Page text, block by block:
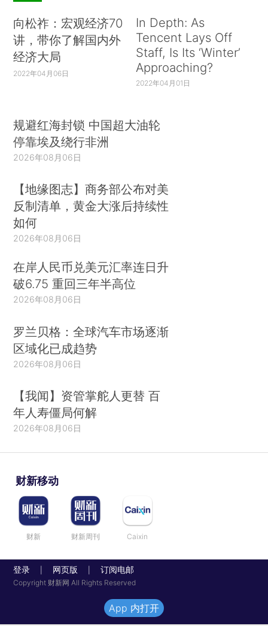
向松祚：宏观经济70
讲，带你了解国内外
经济大局
2022年04月06日
In Depth: As
Tencent Lays Off
Staff, Is Its ‘Winter’
Approaching?
2022年04月01日
规避红海封锁 中国超大油轮
停靠埃及绕行非洲
2026年08月06日
【地缘图志】商务部公布对美
反制清单，黄金大涨后持续性
如何
2026年08月06日
在岸人民币兑美元汇率连日升
破6.75 重回三年半高位
2026年08月06日
罗兰贝格：全球汽车市场逐渐
区域化已成趋势
2026年08月06日
【我闻】资管掌舵人更替 百
年人寿僵局何解
2026年08月06日
财新移动
财新 财新周刊 Caixin
登录 网页版 订阅电邮
Copyright 财新网 All Rights Reserved
App 内打开